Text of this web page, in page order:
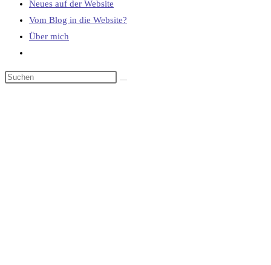
Neues auf der Website
Vom Blog in die Website?
Über mich
umschalten